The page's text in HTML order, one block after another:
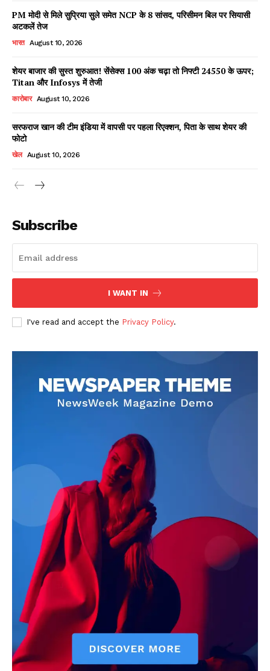
Contact us
Subscription Plans
My account
PM मोदी से मिले सुप्रिया सुले समेत NCP के 8 सांसद, परिसीमन बिल पर सियासी
अटकलें तेज
भारत August 10, 2026
शेयर बाजार की सुस्त शुरुआत! सेंसेक्स 100 अंक चढ़ा तो निफ्टी 24550 के ऊपर;
Titan और Infosys में तेजी
कारोबार August 10, 2026
सरफराज खान की टीम इंडिया में वापसी पर पहला रिएक्शन, पिता के साथ शेयर की
फोटो
खेल August 10, 2026
Subscribe
I WANT IN
I've read and accept the Privacy Policy.